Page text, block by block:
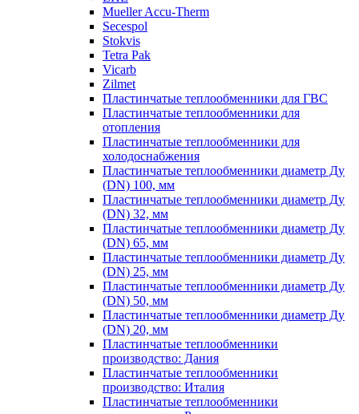
Mueller Accu-Therm
Secespol
Stokvis
Tetra Pak
Vicarb
Zilmet
Пластинчатые теплообменники для ГВС
Пластинчатые теплообменники для
отопления
Пластинчатые теплообменники для
холодоснабжения
Пластинчатые теплообменники диаметр Ду
(DN) 100, мм
Пластинчатые теплообменники диаметр Ду
(DN) 32, мм
Пластинчатые теплообменники диаметр Ду
(DN) 65, мм
Пластинчатые теплообменники диаметр Ду
(DN) 25, мм
Пластинчатые теплообменники диаметр Ду
(DN) 50, мм
Пластинчатые теплообменники диаметр Ду
(DN) 20, мм
Пластинчатые теплообменники
производство: Дания
Пластинчатые теплообменники
производство: Италия
Пластинчатые теплообменники